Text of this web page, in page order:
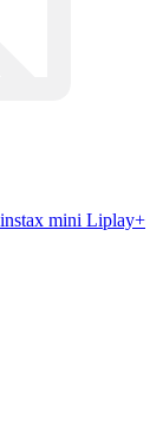
mini Liplay+